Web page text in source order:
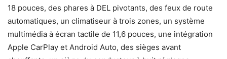
18 pouces, des phares à DEL pivotants, des feux de route
automatiques, un climatiseur à trois zones, un système
multimédia à écran tactile de 11,6 pouces, une intégration
Apple CarPlay et Android Auto, des sièges avant